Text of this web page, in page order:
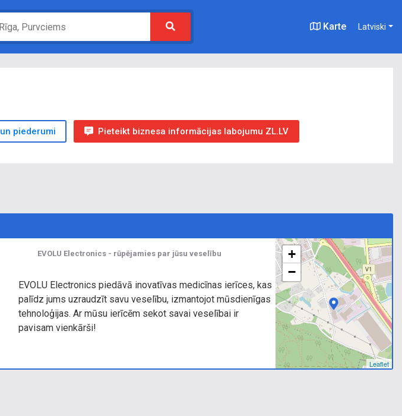
Karte Latviski
piederumi Pieteikt biznesa informācijas labojumu ZL.LV
EVOLU Electronics - rūpējamies par jūsu veselību
EVOLU Electronics piedāvā inovatīvas medicīnas ierīces, kas
palīdz jums uzraudzīt savu veselību, izmantojot mūsdienīgas
tehnoloģijas. Ar mūsu ierīcēm sekot savai veselībai ir
pavisam vienkārši!
+
−
Leaflet